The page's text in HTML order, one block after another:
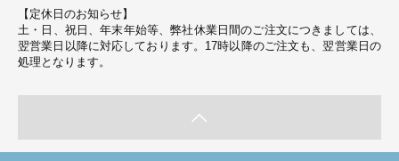
【定休日のお知らせ】
土・日、祝日、年末年始等、弊社休業日間のご注文につきましては、
翌営業日以降に対応しております。17時以降のご注文も、翌営業日の
処理となります。